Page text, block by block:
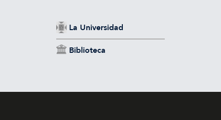
La Universidad
Biblioteca